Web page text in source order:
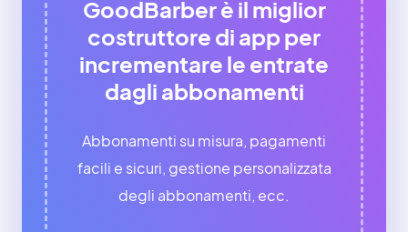
GoodBarber è il miglior
costruttore di app per
incrementare le entrate
dagli abbonamenti
Abbonamenti su misura, pagamenti
facili e sicuri, gestione personalizzata
degli abbonamenti, ecc.